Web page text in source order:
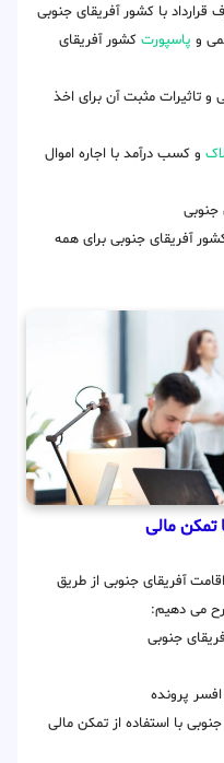
قرارداد با کشور آفریقای جنوبی
و پاسپورت کشور آفریقای
و تاثیرات مثبت آن برای اخذ
و کسب درآمد با اجاره اموال
جنوبی
آفریقای جنوبی برای همه
تمکن مالی
آفریقای جنوبی از طریق
می دهیم:
جنوبی
پرونده
با استفاده از تمکن مالی